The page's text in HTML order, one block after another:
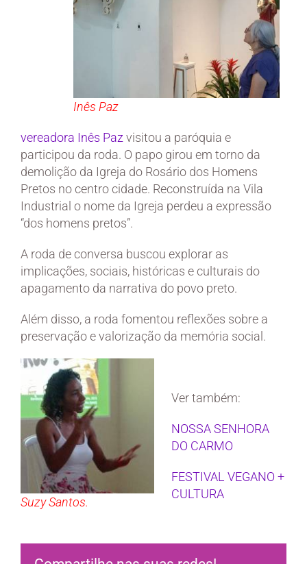
Inês Paz
vereadora Inês Paz visitou a paróquia e
participou da roda. O papo girou em torno da
demolição da Igreja do Rosário dos Homens
Pretos no centro cidade. Reconstruída na Vila
Industrial o nome da Igreja perdeu a expressão
“dos homens pretos”.
A roda de conversa buscou explorar as
implicações, sociais, históricas e culturais do
apagamento da narrativa do povo preto.
Além disso, a roda fomentou reflexões sobre a
preservação e valorização da memória social.
Suzy Santos.
Ver também:
NOSSA SENHORA
DO CARMO
FESTIVAL VEGANO +
CULTURA